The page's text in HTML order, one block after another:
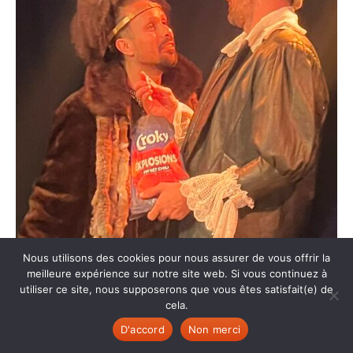
Nous utilisons des cookies pour nous assurer de vous offrir la
meilleure expérience sur notre site web. Si vous continuez à
utiliser ce site, nous supposerons que vous êtes satisfait(e) de
cela.
D'accord
Non merci